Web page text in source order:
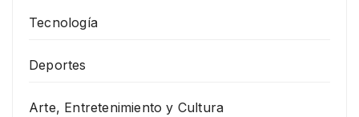
Tecnología
Deportes
Arte, Entretenimiento y Cultura